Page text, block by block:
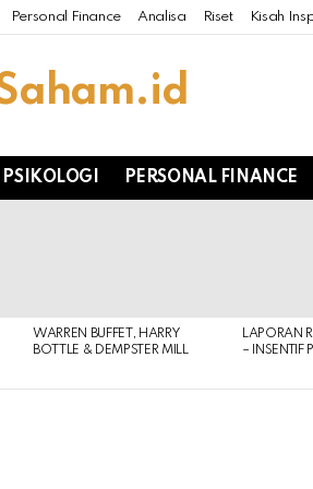
Personal Finance Analisa Riset Kisah
PSIKOLOGI PERSONAL FINANCE
WARREN BUFFET, HARRY
BOTTLE & DEMPSTER MILL
LAPORAN
– INSENTIF